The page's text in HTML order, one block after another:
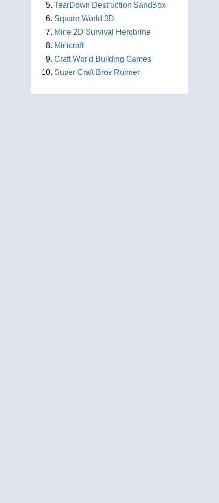
TearDown Destruction SandBox
Square World 3D
Mine 2D Survival Herobrine
Minicraft
Craft World Building Games
Super Craft Bros Runner